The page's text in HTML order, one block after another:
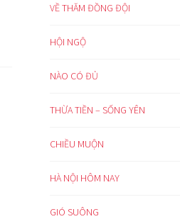
VỀ THĂM ĐỒNG ĐỘI
HỘI NGỘ
NÀO CÓ ĐỦ
THỪA TIỀN – SỐNG YÊN
CHIỀU MUỘN
HÀ NỘI HÔM NAY
GIÓ SUÔNG